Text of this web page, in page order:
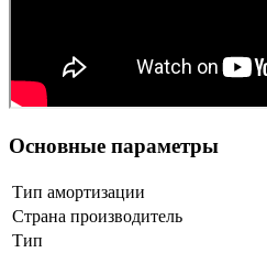
Основные параметры
Тип амортизации
Страна производитель
Тип